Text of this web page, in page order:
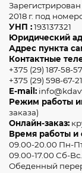
гарантия
автомобиля.
подчеркнут
2018 г. под
УНП :193137321
Юридический
Адрес пункта
Контактные
+375 (29) 187-58-
+375 (29) 598-67-
E-mail:
Режим работы
заказа)
Онлайн-заказ:
Время работы и
09.00-20.00 Пн-
09.00-17.00 Сб-Вс.
Обеденный